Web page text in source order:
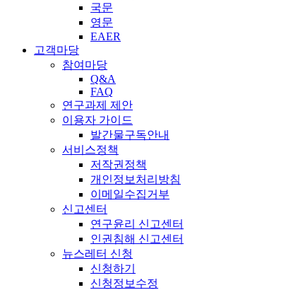
국문
영문
EAER
고객마당
참여마당
Q&A
FAQ
연구과제 제안
이용자 가이드
발간물구독안내
서비스정책
저작권정책
개인정보처리방침
이메일수집거부
신고센터
연구윤리 신고센터
인권침해 신고센터
뉴스레터 신청
신청하기
신청정보수정